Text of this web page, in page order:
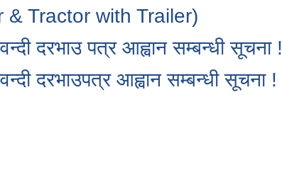
Tractor with Trailer)
दरभाउ पत्र आह्वान सम्बन्धी सूचना !
दरभाउपत्र आह्वान सम्बन्धी सूचना !